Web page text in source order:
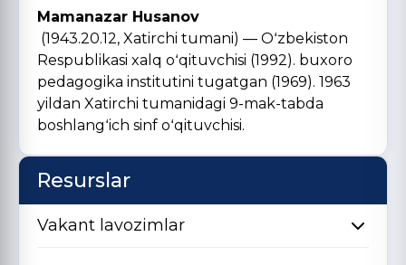
Mamanazar Husanov
(1943.20.12, Xatirchi tumani) — Oʻzbekiston
Respublikasi xalq oʻqituvchisi (1992). buxoro
pedagogika institutini tugatgan (1969). 1963
yildan Xatirchi tumanidagi 9-mak-tabda
boshlangʻich sinf oʻqituvchisi.
Resurslar
Vakant lavozimlar